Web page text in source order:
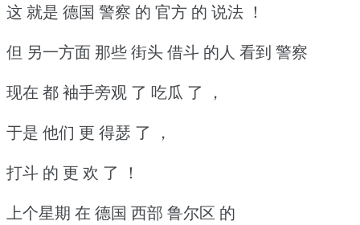
这 就是 德国 警察 的 官方 的 说法 ！
但 另一方面 那些 街头 借斗 的人 看到 警察
现在 都 袖手旁观 了 吃瓜 了 ，
于是 他们 更 得瑟 了 ，
打斗 的 更 欢 了 ！
上个星期 在 德国 西部 鲁尔区 的